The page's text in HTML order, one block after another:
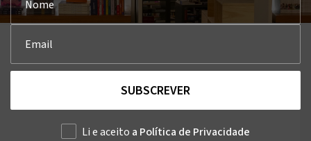
SUBSCREVER
Li e aceito a Política de Privacidade